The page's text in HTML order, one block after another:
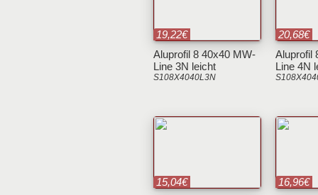
Aluprofil 8 40x40 MW-
Line 3N leicht
S108X4040L3N
19,22€
Aluprofil
Line 4N
20,68€
15,04€
16,96€